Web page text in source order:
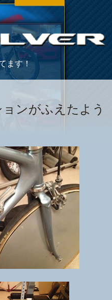
ます！
ンがふえたよう